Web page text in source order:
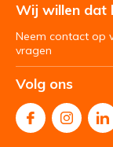
Wij willen dat
Neem contact op
vragen
Volg ons